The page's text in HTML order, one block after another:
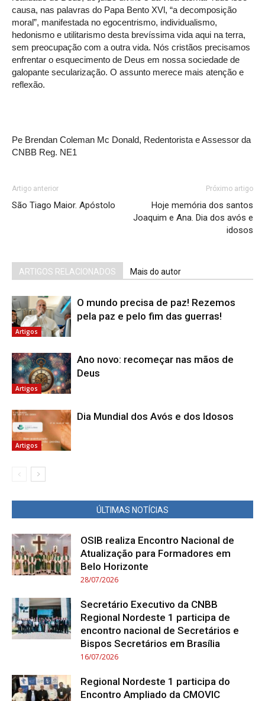
causa, nas palavras do Papa Bento XVl, “a decomposição
moral”, manifestada no egocentrismo, individualismo,
hedonismo e utilitarismo desta brevíssima vida aqui na terra,
sem preocupação com a outra vida. Nós cristãos precisamos
enfrentar o esquecimento de Deus em nossa sociedade de
galopante secularização. O assunto merece mais atenção e
reflexão.
Pe Brendan Coleman Mc Donald, Redentorista e Assessor da
CNBB Reg. NE1
Artigo anterior
São Tiago Maior. Apóstolo
Próximo artigo
Hoje memória dos santos
Joaquim e Ana. Dia dos avós e
idosos
ARTIGOS RELACIONADOS Mais do autor
Artigos
O mundo precisa de paz! Rezemos
pela paz e pelo fim das guerras!
Artigos
Ano novo: recomeçar nas mãos de
Deus
Artigos
Dia Mundial dos Avós e dos Idosos
ÚLTIMAS NOTÍCIAS
OSIB realiza Encontro Nacional de
Atualização para Formadores em
Belo Horizonte
28/07/2026
Secretário Executivo da CNBB
Regional Nordeste 1 participa de
encontro nacional de Secretários e
Bispos Secretários em Brasília
16/07/2026
Regional Nordeste 1 participa do
Encontro Ampliado da CMOVIC